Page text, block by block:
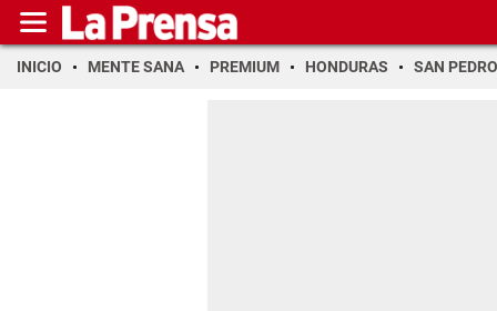
INICIO MENTE SANA PREMIUM HONDURAS SAN PEDRO